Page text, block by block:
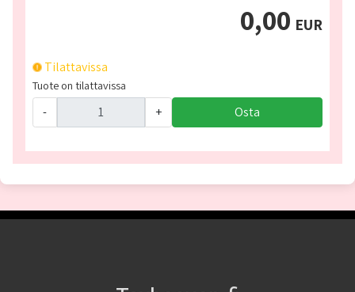
0,00 EUR
Tilattavissa
Tuote on tilattavissa
- + Osta